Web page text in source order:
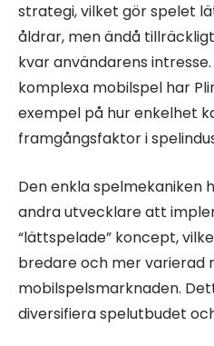
strategi, vilket gör spelet
åldrar, men ändå
kvar användarens
komplexa mobilspel har
exempel på hur enkelhet
framgångsfaktor i
Den enkla spelmekaniken
andra utvecklare att
“lättspelade” koncept,
bredare och mer varierad
mobilspelsmarknaden.
diversifiera spelutbudet